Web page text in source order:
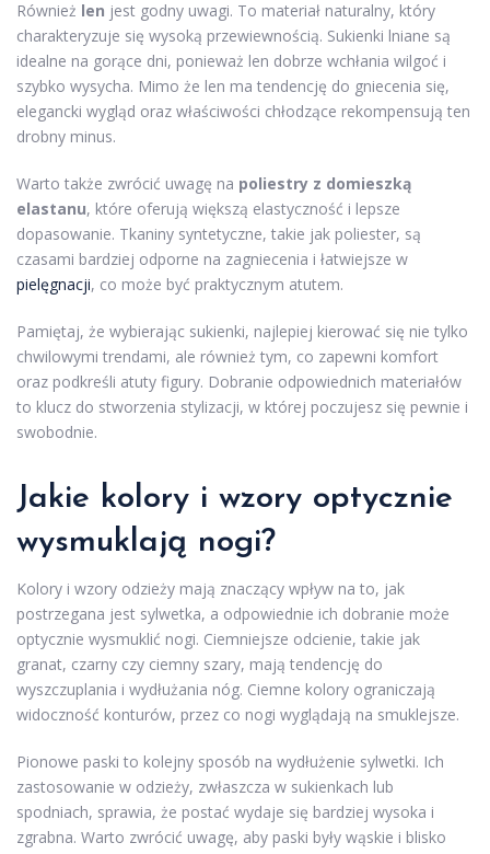
Również len jest godny uwagi. To materiał naturalny, który
charakteryzuje się wysoką przewiewnością. Sukienki lniane są
idealne na gorące dni, ponieważ len dobrze wchłania wilgoć i
szybko wysycha. Mimo że len ma tendencję do gniecenia się,
elegancki wygląd oraz właściwości chłodzące rekompensują ten
drobny minus.
Warto także zwrócić uwagę na poliestry z domieszką
elastanu, które oferują większą elastyczność i lepsze
dopasowanie. Tkaniny syntetyczne, takie jak poliester, są
czasami bardziej odporne na zagniecenia i łatwiejsze w
pielęgnacji, co może być praktycznym atutem.
Pamiętaj, że wybierając sukienki, najlepiej kierować się nie tylko
chwilowymi trendami, ale również tym, co zapewni komfort
oraz podkreśli atuty figury. Dobranie odpowiednich materiałów
to klucz do stworzenia stylizacji, w której poczujesz się pewnie i
swobodnie.
Jakie kolory i wzory optycznie
wysmuklają nogi?
Kolory i wzory odzieży mają znaczący wpływ na to, jak
postrzegana jest sylwetka, a odpowiednie ich dobranie może
optycznie wysmuklić nogi. Ciemniejsze odcienie, takie jak
granat, czarny czy ciemny szary, mają tendencję do
wyszczuplania i wydłużania nóg. Ciemne kolory ograniczają
widoczność konturów, przez co nogi wyglądają na smuklejsze.
Pionowe paski to kolejny sposób na wydłużenie sylwetki. Ich
zastosowanie w odzieży, zwłaszcza w sukienkach lub
spodniach, sprawia, że postać wydaje się bardziej wysoka i
zgrabna. Warto zwrócić uwagę, aby paski były wąskie i blisko